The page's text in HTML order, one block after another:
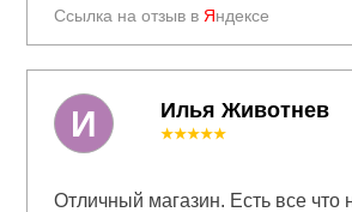
Ссылка на отзыв в Яндексе
Илья Животнев
★★★★★
Отличный магазин. Есть все что
И